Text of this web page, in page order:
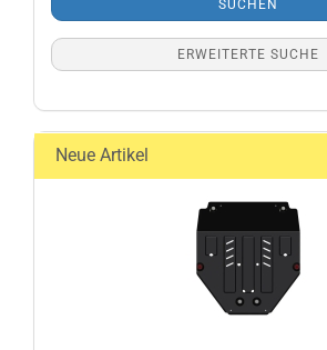
SUCHEN
ERWEITERTE SUCHE
Neue Artikel